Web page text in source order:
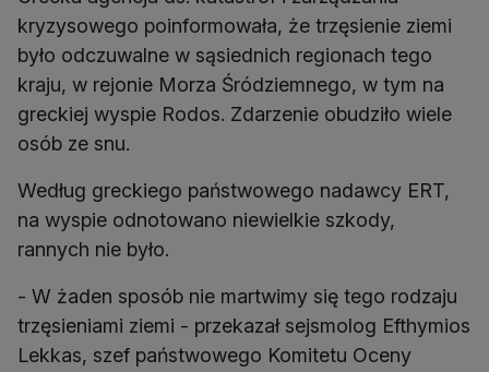
kryzysowego poinformowała, że trzęsienie ziemi
było odczuwalne w sąsiednich regionach tego
kraju, w rejonie Morza Śródziemnego, w tym na
greckiej wyspie Rodos. Zdarzenie obudziło wiele
osób ze snu.
Według greckiego państwowego nadawcy ERT,
na wyspie odnotowano niewielkie szkody,
rannych nie było.
- W żaden sposób nie martwimy się tego rodzaju
trzęsieniami ziemi - przekazał sejsmolog Efthymios
Lekkas, szef państwowego Komitetu Oceny